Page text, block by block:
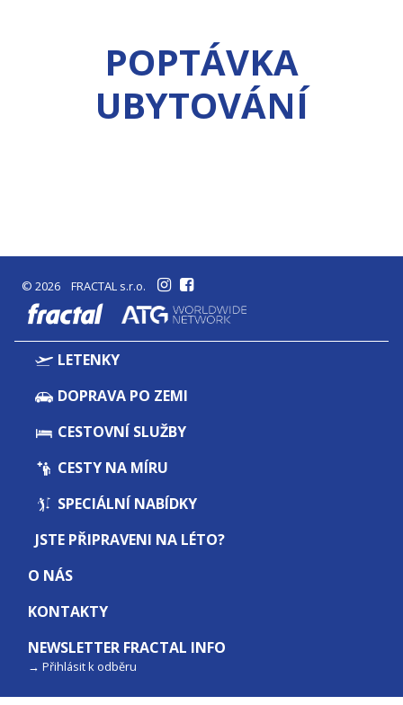
POPTÁVKA
UBYTOVÁNÍ
© 2026 FRACTAL s.r.o.
fractal
LETENKY
DOPRAVA PO ZEMI
CESTOVNÍ SLUŽBY
CESTY NA MÍRU
SPECIÁLNÍ NABÍDKY
JSTE PŘIPRAVENI NA LÉTO?
O NÁS
KONTAKTY
NEWSLETTER FRACTAL INFO
Přihlásit k odběru